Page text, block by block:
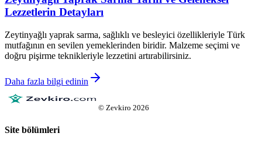
Lezzetlerin Detayları
Zeytinyağlı yaprak sarma, sağlıklı ve besleyici özellikleriyle Türk
mutfağının en sevilen yemeklerinden biridir. Malzeme seçimi ve
doğru pişirme teknikleriyle lezzetini artırabilirsiniz.
Daha fazla bilgi edinin
© Zevkiro 2026
Site bölümleri